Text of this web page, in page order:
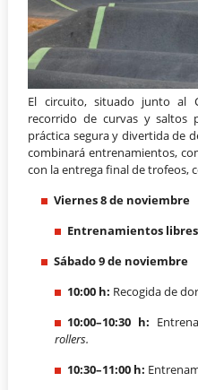
El circuito, situado junto al
recorrido de curvas y saltos
práctica segura y divertida de
combinará entrenamientos,
con la entrega final de trofeos,
Viernes 8 de noviembre
Entrenamientos
Sábado 9 de noviembre
10:00 h: Recogida de
10:00–10:30 h:
rollers.
10:30–11:00 h: